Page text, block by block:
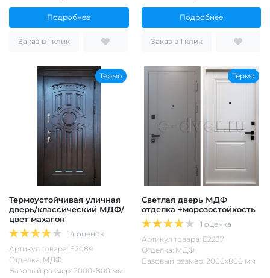
Подробнее
Заказ в 1 клик
Подробнее
Заказ в 1 клик
Термо
Термоустойчивая уличная
дверь/классический МДФ/
цвет махагон
14 оценок
Артикул товара: Е2089
Отделка: МДФ
Базовый размер: 2000х800 мм
Термо
Светлая дверь МДФ
отделка +морозостойкость
1 оценка
Артикул товара: Е2237
Отделка: МДФ
Базовый размер: 2000х800 мм